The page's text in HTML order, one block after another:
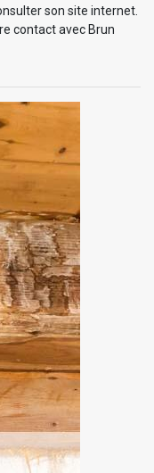
son site internet.
contact avec Brun